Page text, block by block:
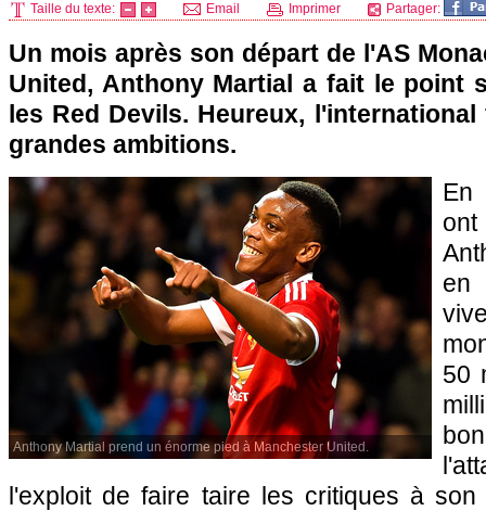
Taille du texte: Email Imprimer Partager:
Un mois après son départ de l'AS
United, Anthony Martial a fait le point
les Red Devils. Heureux,
grandes ambitions.
Anthony Martial prend un énorme pied à Manchester United.
En
50
l'exploit de faire taire les critiques à